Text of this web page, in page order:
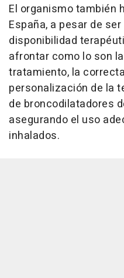
El organismo también
España, a pesar de
disponibilidad
afrontar como lo son
tratamiento, la
personalización de la
de broncodilatadores
asegurando el uso
inhalados.